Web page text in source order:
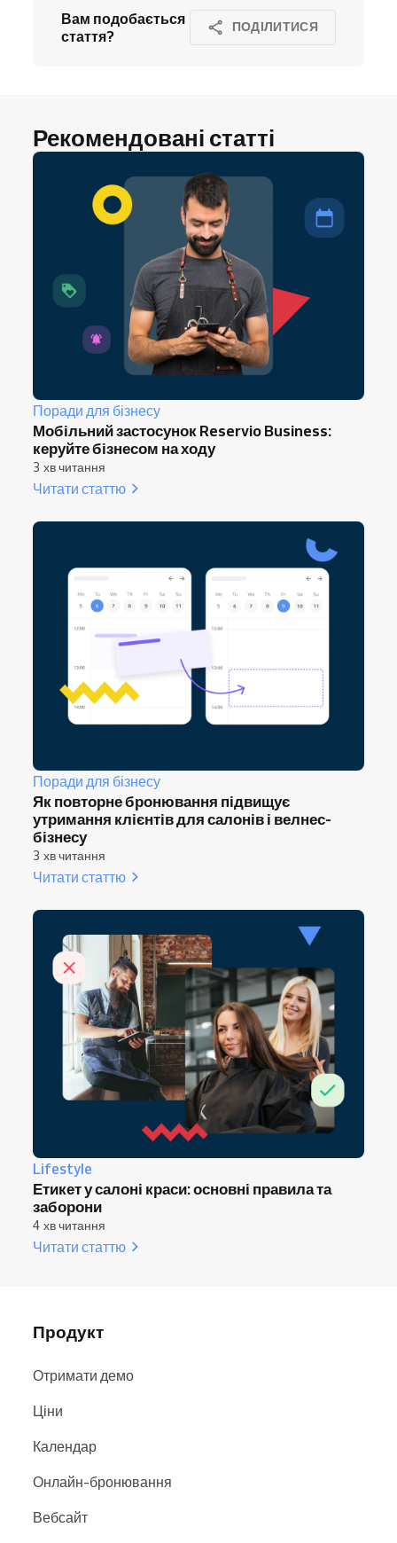
Вам подобається
стаття?
ПОДІЛИТИСЯ
Рекомендовані статті
Поради для бізнесу
Мобільний застосунок Reservio Business:
керуйте бізнесом на ходу
3 хв читання
Читати статтю
Поради для бізнесу
Як повторне бронювання підвищує
утримання клієнтів для салонів і велнес-
бізнесу
3 хв читання
Читати статтю
Lifestyle
Етикет у салоні краси: основні правила та
заборони
4 хв читання
Читати статтю
Продукт
Отримати демо
Ціни
Календар
Онлайн-бронювання
Вебсайт